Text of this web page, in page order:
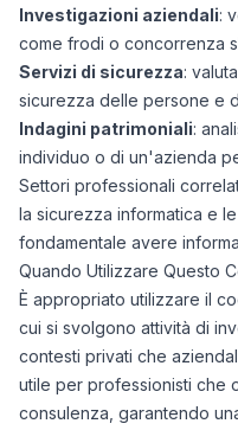
Investigazioni aziendali:
come frodi o concorrenza
Servizi di sicurezza:
sicurezza delle persone e
Indagini patrimoniali:
individuo o di un'azienda
Settori professionali
la sicurezza informatica e
fondamentale avere
Quando Utilizzare Questo
È appropriato utilizzare il
cui si svolgono attività di
contesti privati che
utile per professionisti che
consulenza, garantendo